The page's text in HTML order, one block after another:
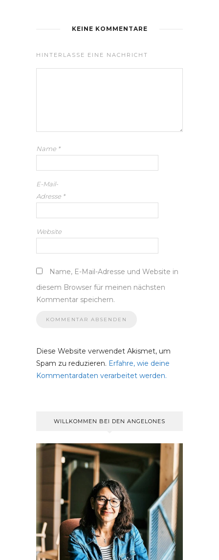
KEINE KOMMENTARE
HINTERLASSE EINE NACHRICHT
Name *
E-Mail-
Adresse *
Website
Name, E-Mail-Adresse und Website in
diesem Browser für meinen nächsten
Kommentar speichern.
Diese Website verwendet Akismet, um
Spam zu reduzieren. Erfahre, wie deine
Kommentardaten verarbeitet werden.
WILLKOMMEN BEI DEN ANGELONES